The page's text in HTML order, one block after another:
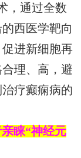
，通过全数
西医学靶向
进新细胞再
理、高，避
疗癫痫病的
睐“神经元